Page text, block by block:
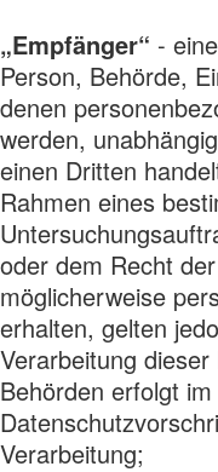
„Empfänger“ -
Person, Behörde,
denen
werden,
einen Dritten
Rahmen eines
oder dem Recht
möglicherweise
erhalten, gelten
Verarbeitung
Behörden erfolgt
Verarbeitung;